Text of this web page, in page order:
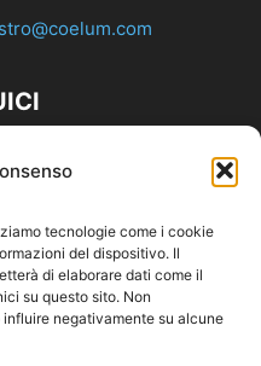
tecnologie come i cookie
del dispositivo. Il
di elaborare dati come il
su questo sito. Non
negativamente su alcune